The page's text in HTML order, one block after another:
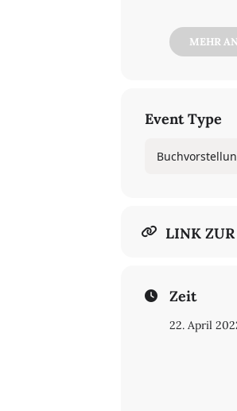
Neben dem
MEHR
Event Type
LINK
Zeit
22. April